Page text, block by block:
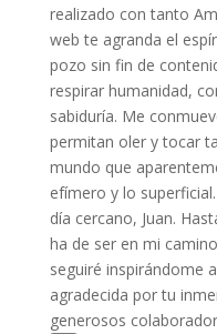
realizado con tanto
web te agranda el
pozo sin fin de
respirar humanidad,
sabiduría. Me
permitan oler y tocar
mundo que
efímero y lo
día cercano, Juan.
ha de ser en mi
seguiré inspirándome
agradecida por tu
generosos